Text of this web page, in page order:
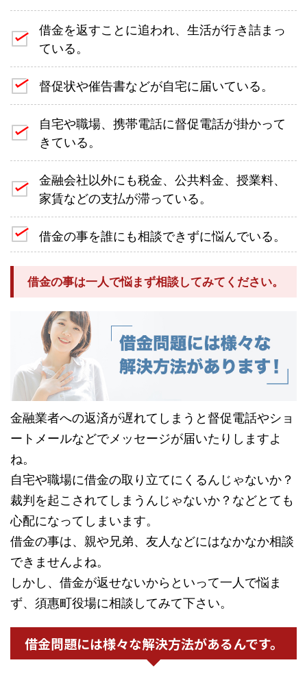
借金を返すことに追われ、生活が行き詰まっ
ている。
督促状や催告書などが自宅に届いている。
自宅や職場、携帯電話に督促電話が掛かって
きている。
金融会社以外にも税金、公共料金、授業料、
家賃などの支払が滞っている。
借金の事を誰にも相談できずに悩んでいる。
借金の事は一人で悩まず相談してみてください。
金融業者への返済が遅れてしまうと督促電話やショ
ートメールなどでメッセージが届いたりしますよ
ね。
自宅や職場に借金の取り立てにくるんじゃないか？
裁判を起こされてしまうんじゃないか？などとても
心配になってしまいます。
借金の事は、親や兄弟、友人などにはなかなか相談
できませんよね。
しかし、借金が返せないからといって一人で悩ま
ず、須惠町役場に相談してみて下さい。
借金問題には様々な解決方法があるんです。